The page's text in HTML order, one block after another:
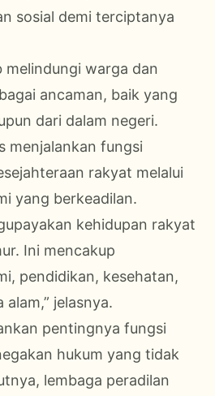
sosial demi terciptanya
melindungi warga dan
ancaman, baik yang
dari dalam negeri.
menjalankan fungsi
rakyat melalui
yang berkeadilan.
kehidupan rakyat
Ini mencakup
pendidikan, kesehatan,
jelasnya.
pentingnya fungsi
hukum yang tidak
lembaga peradilan